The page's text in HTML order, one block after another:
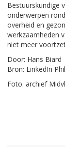
Bestuurskundige
onderwerpen
overheid en
werkzaamheden
niet meer
Door: Hans Biard
Bron: LinkedIn
Foto: archief